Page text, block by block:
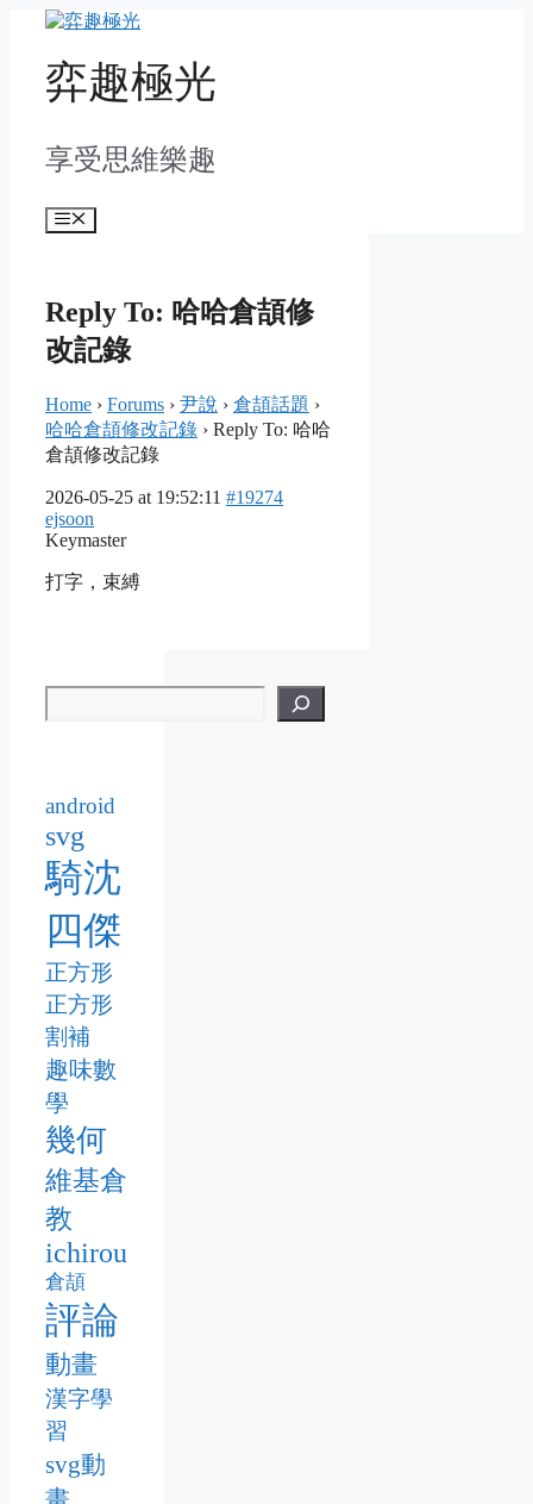
content弈趣極光
享受思維樂趣
Menu
Reply To: 哈哈倉頡修
改記錄
Home › Forums › 尹說 › 倉頡話題 ›
哈哈倉頡修改記錄 › Reply To: 哈哈
倉頡修改記錄
2026-05-25 at 19:52:11 #19274
ejsoon
Keymaster
打字，束縛
android
svg
騎沈
四傑
正方形
正方形
割補
趣味數
學
幾何
維基倉
教
ichirou
倉頡
評論
動畫
漢字學
習
svg動